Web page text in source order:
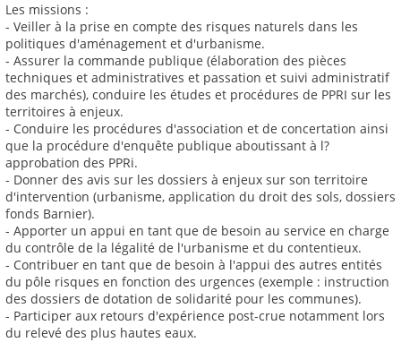
Les missions :
- Veiller à la prise en compte des risques naturels dans les
politiques d'aménagement et d'urbanisme.
- Assurer la commande publique (élaboration des pièces
techniques et administratives et passation et suivi administratif
des marchés), conduire les études et procédures de PPRI sur les
territoires à enjeux.
- Conduire les procédures d'association et de concertation ainsi
que la procédure d'enquête publique aboutissant à l?
approbation des PPRi.
- Donner des avis sur les dossiers à enjeux sur son territoire
d'intervention (urbanisme, application du droit des sols, dossiers
fonds Barnier).
- Apporter un appui en tant que de besoin au service en charge
du contrôle de la légalité de l'urbanisme et du contentieux.
- Contribuer en tant que de besoin à l'appui des autres entités
du pôle risques en fonction des urgences (exemple : instruction
des dossiers de dotation de solidarité pour les communes).
- Participer aux retours d'expérience post-crue notamment lors
du relevé des plus hautes eaux.